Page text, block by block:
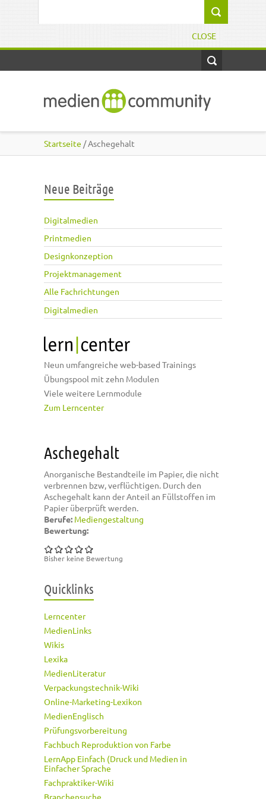
CLOSE
Startseite / Aschegehalt
Neue Beiträge
Digitalmedien
Printmedien
Designkonzeption
Projektmanagement
Alle Fachrichtungen
Digitalmedien
Neun umfangreiche web-based Trainings
Übungspool mit zehn Modulen
Viele weitere Lernmodule
Zum Lerncenter
Aschegehalt
Anorganische Bestandteile im Papier, die nicht
verbrennen bzw, verflüchtigen. Durch den
Aschegehalt kann der Anteil an Füllstoffen im
Papier überprüft werden.
Berufe: Mediengestaltung
Bewertung:
Bisher keine Bewertung
Quicklinks
Lerncenter
MedienLinks
Wikis
Lexika
MedienLiteratur
Verpackungstechnik-Wiki
Online-Marketing-Lexikon
MedienEnglisch
Prüfungsvorbereitung
Fachbuch Reproduktion von Farbe
LernApp Einfach (Druck und Medien in
Einfacher Sprache
Fachpraktiker-Wiki
Branchensuche